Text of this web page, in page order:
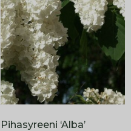
Pihasyreeni ‘Alba’